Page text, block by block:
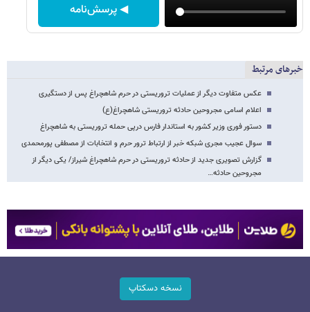
◀ پرسش‌نامه
خبرهای مرتبط
عکس متفاوت دیگر از عملیات تروریستی در حرم شاهچراغ پس از دستگیری
اعلام اسامی مجروحین حادثه تروریستی شاهچراغ(ع)
دستور فوری وزیر کشور به استاندار فارس درپی حمله تروریستی به شاهچراغ
سوال عجیب مجری شبکه خبر از ارتباط ترور حرم و انتخابات از مصطفی پورمحمدی
گزارش تصویری جدید از حادثه تروریستی در حرم شاهچراغ شیراز/ یکی دیگر از
مجروحین حادثه…
نسخه دسکتاپ